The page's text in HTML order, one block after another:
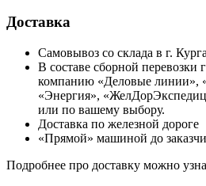
Доставка
Самовывоз со склада в г.
В составе сборной перевозки
компанию «Деловые линии»,
«Энергия»,
или по вашему выбору.
Доставка по железной дороге
«Прямой» машиной до
Подробнее про доставку можно